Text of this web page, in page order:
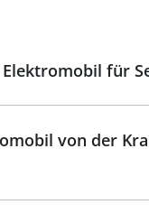
für
von der